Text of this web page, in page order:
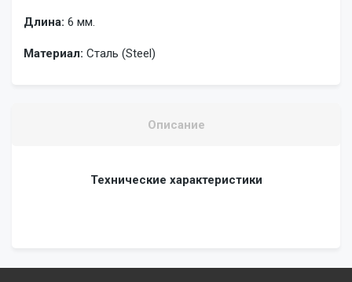
Длина: 6 мм.
Материал: Сталь (Steel)
Описание
Технические характеристики